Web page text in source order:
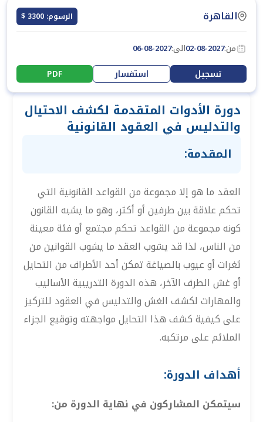
القاهرة الرسوم: 3300 $
من:02-08-2027الى:06-08-2027
تسجيل استفسار PDF
دورة الأدوات المتقدمة لكشف الاحتيال
والتدليس في العقود القانونية
المقدمة:
العقد ما هو إلا مجموعة من القواعد القانونية التي
تحكم علاقة بين طرفين أو أكثر، وهو ما يشبه القانون
كونه مجموعة من القواعد تحكم مجتمع أو فئة معينة
من الناس، لذا قد يشوب العقد ما يشوب القوانين من
ثغرات أو عيوب بالصياغة تمكن أحد الأطراف من التحايل
أو غش الطرف الآخر، هذه الدورة التدريبية الأساليب
والمهارات لكشف الغش والتدليس في العقود للتركيز
على كيفية كشف هذا التحايل مواجهته وتوقيع الجزاء
الملائم على مرتكبه.
أهداف الدورة:
سيتمكن المشاركون في نهاية الدورة من: